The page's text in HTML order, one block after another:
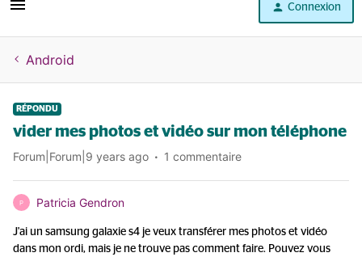
Aide
Connexion
Android
RÉPONDU
vider mes photos et vidéo sur mon téléphone
Forum|Forum|9 years ago 1 commentaire
P Patricia Gendron
J'ai un samsung galaxie s4 je veux transférer mes photos et vidéo
dans mon ordi, mais je ne trouve pas comment faire. Pouvez vous